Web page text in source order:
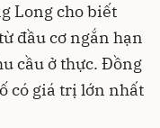
Long cho biết
đầu cơ ngắn hạn
cầu ở thực. Đồng
có giá trị lớn nhất